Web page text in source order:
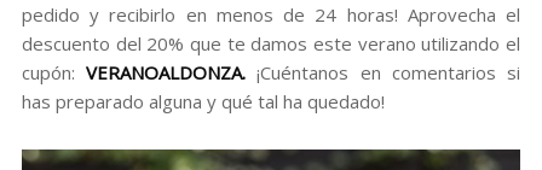
pedido y recibirlo en menos de 24 horas! Aprovecha el
descuento del 20% que te damos este verano utilizando el
cupón:VERANOALDONZA.¡Cuéntanos en comentarios si
has preparado alguna y qué tal ha quedado!